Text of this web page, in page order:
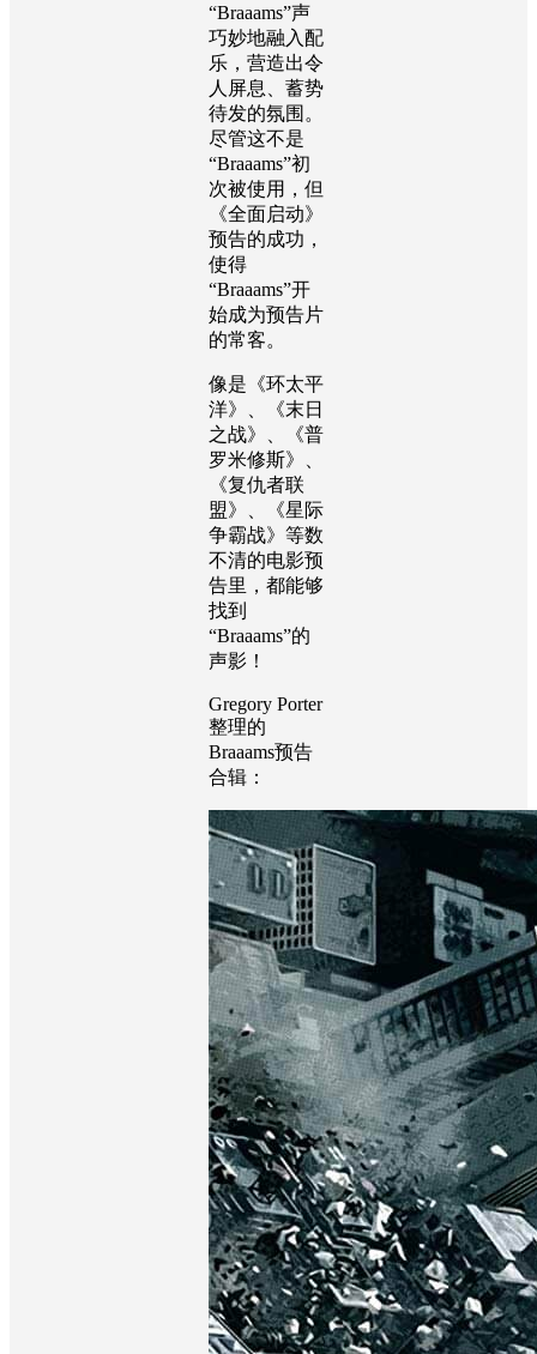
“Braaams”声
巧妙地融入配
乐，营造出令
人屏息、蓄势
待发的氛围。
尽管这不是
“Braaams”初
次被使用，但
《全面启动》
预告的成功，
使得
“Braaams”开
始成为预告片
的常客。
像是《环太平
洋》、《末日
之战》、《普
罗米修斯》、
《复仇者联
盟》、《星际
争霸战》等数
不清的电影预
告里，都能够
找到
“Braaams”的
声影！
Gregory Porter
整理的
Braaams预告
合辑：